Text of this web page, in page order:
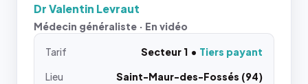
Dr Valentin Levraut
Médecin généraliste · En vidéo
Tarif Secteur 1
Tiers payant
Lieu
Saint-Maur-des-Fossés (94)